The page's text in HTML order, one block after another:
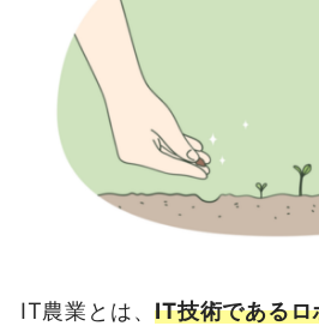
IT農業とは、IT技術である